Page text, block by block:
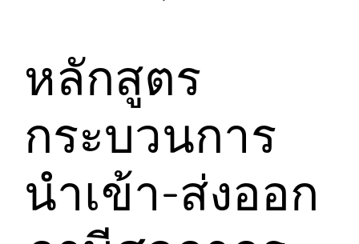
หลักสูตร
กระบวนการ
นำเข้า-ส่งออก